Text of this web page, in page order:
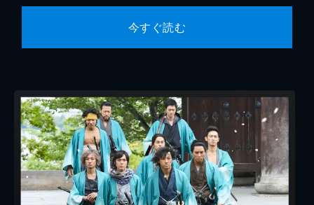
今すぐ読む